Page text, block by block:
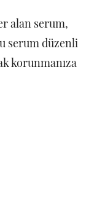
alan serum,
serum düzenli
korunmanıza